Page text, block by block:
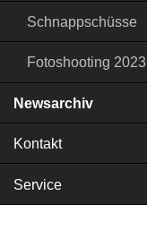
Schnappschüsse
Fotoshooting 2023
Newsarchiv
Kontakt
Service